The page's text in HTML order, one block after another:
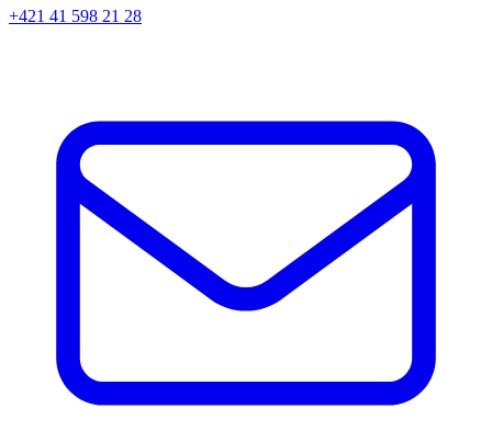
+421 41 598 21 28